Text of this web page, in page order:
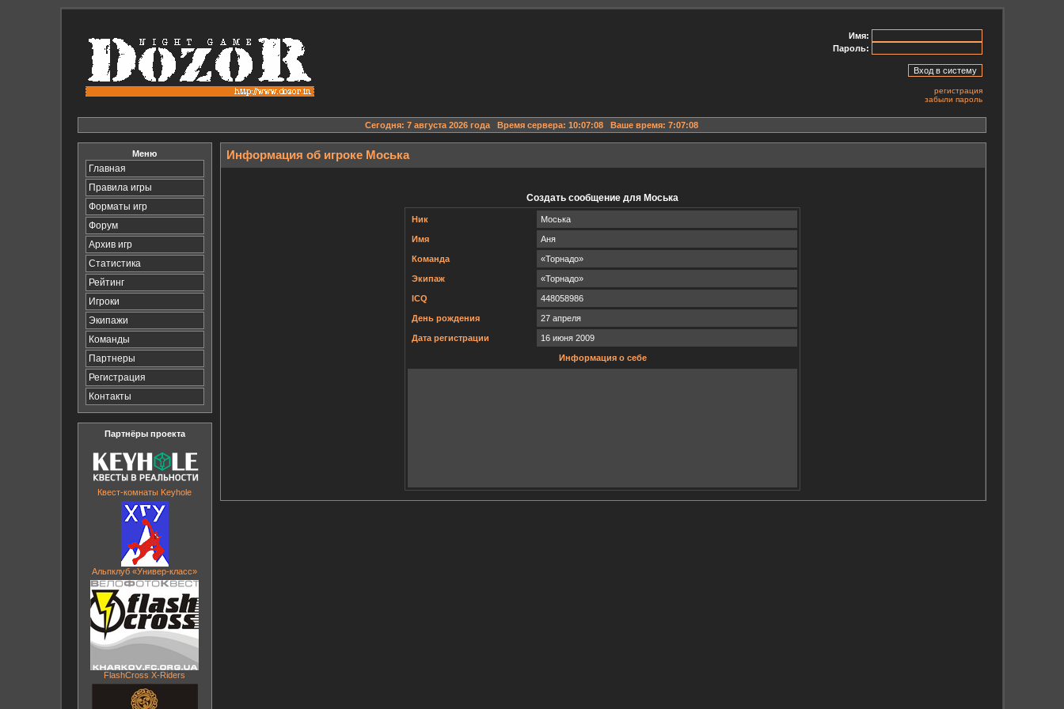
Имя:
Пароль:
регистрация
забыли пароль
Сегодня: 7 августа 2026 года Время сервера: 10:07:08 Ваше время: 7:07:08
Меню
Главная
Правила игры
Форматы игр
Форум
Архив игр
Статистика
Рейтинг
Игроки
Экипажи
Команды
Партнеры
Регистрация
Контакты
Партнёры проекта
Квест-комнаты Keyhole
Альпклуб «Универ-класс»
FlashCross X-Riders
Информация об игроке Моська
Создать сообщение для Моська
Ник Моська
Имя Аня
Команда «Торнадо»
Экипаж «Торнадо»
ICQ 448058986
День рождения 27 апреля
Дата регистрации 16 июня 2009
Информация о себе